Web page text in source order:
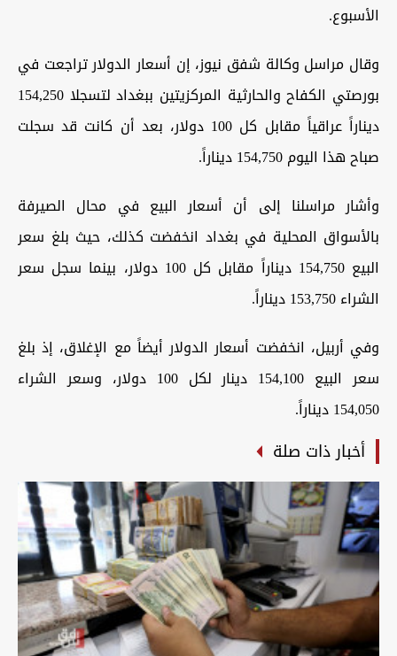
الأسبوع.
وقال مراسل وكالة شفق نيوز، إن أسعار الدولار تراجعت في
بورصتي الكفاح والحارثية المركزيتين ببغداد لتسجلا 154,250
ديناراً عراقياً مقابل كل 100 دولار، بعد أن كانت قد سجلت
صباح هذا اليوم 154,750 ديناراً.
وأشار مراسلنا إلى أن أسعار البيع في محال الصيرفة
بالأسواق المحلية في بغداد انخفضت كذلك، حيث بلغ سعر
البيع 154,750 ديناراً مقابل كل 100 دولار، بينما سجل سعر
الشراء 153,750 ديناراً.
وفي أربيل، انخفضت أسعار الدولار أيضاً مع الإغلاق، إذ بلغ
سعر البيع 154,100 دينار لكل 100 دولار، وسعر الشراء
154,050 ديناراً.
أخبار ذات صلة